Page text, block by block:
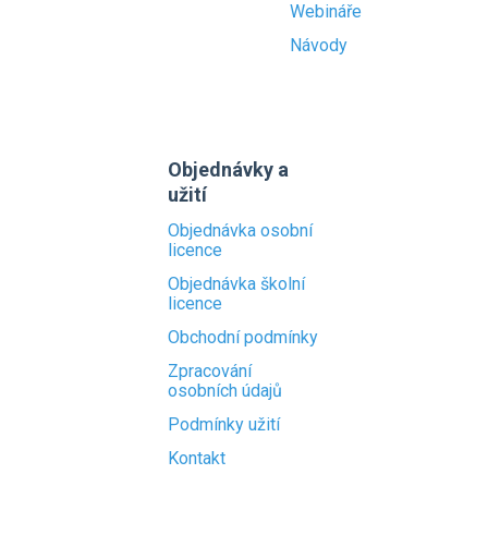
Webináře
Návody
Objednávky a
užití
Objednávka osobní
licence
Objednávka školní
licence
Obchodní podmínky
Zpracování
osobních údajů
Podmínky užití
Kontakt